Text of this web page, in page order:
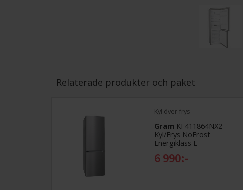
Relaterade produkter och paket
Kyl över frys
Gram KF411864NX2
Kyl/Frys NoFrost
Energiklass E
6 990:-